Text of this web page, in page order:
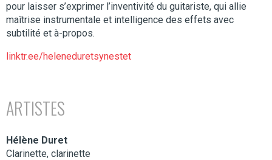
pour laisser s’exprimer l’inventivité du guitariste, qui allie
maîtrise instrumentale et intelligence des effets avec
subtilité et à-propos.
linktr.ee/heleneduretsynestet
ARTISTES
Hélène Duret
Clarinette, clarinette